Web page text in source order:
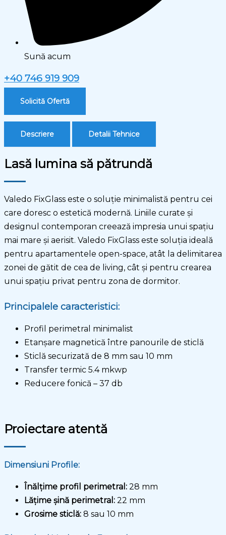
Sună acum
+40 746 919 909
Solicită Ofertă
Descriere Detalii Tehnice
Lasă lumina să pătrundă
Valedo FixGlass este o soluție minimalistă pentru cei
care doresc o estetică modernă. Liniile curate și
designul contemporan creează impresia unui spațiu
mai mare și aerisit. Valedo FixGlass este soluția ideală
pentru apartamentele open-space, atât la delimitarea
zonei de gătit de cea de living, cât și pentru crearea
unui spațiu privat pentru zona de dormitor.
Principalele caracteristici:
Profil perimetral minimalist
Etanșare magnetică între panourile de sticlă
Sticlă securizată de 8 mm sau 10 mm
Transfer termic 5.4 mkwp
Reducere fonică – 37 db
Proiectare atentă
Dimensiuni Profile:
Înălțime profil perimetral: 28 mm
Lățime șină perimetral: 22 mm
Grosime sticlă: 8 sau 10 mm